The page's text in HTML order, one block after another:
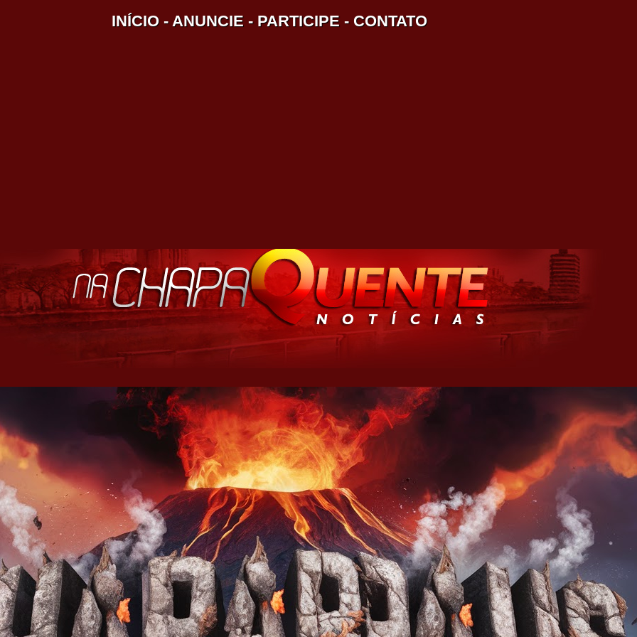
INÍCIO -ANUNCIE - PARTICIPE - CONTATO